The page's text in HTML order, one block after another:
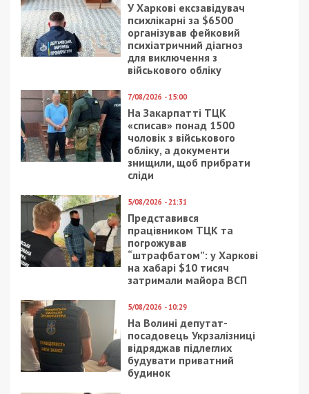
У Харкові ексзавідувач
психлікарні за $6500
організував фейковий
психіатричний діагноз
для виключення з
військового обліку
7/08/2026 - 15:00
На Закарпатті ТЦК
«списав» понад 1500
чоловік з військового
обліку, а документи
знищили, щоб прибрати
сліди
5/08/2026 - 21:31
Представився
працівником ТЦК та
погрожував
“штрафбатом”: у Харкові
на хабарі $10 тисяч
затримали майора ВСП
5/08/2026 - 10:29
На Волині депутат-
посадовець Укрзалізниці
відряджав підлеглих
будувати приватний
будинок